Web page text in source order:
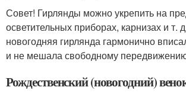
Совет! Гирлянды можно укрепить на
осветительных приборах, карнизах и т.
новогодняя гирлянда гармонично
и не мешала свободному
Рождественский (новогодний)